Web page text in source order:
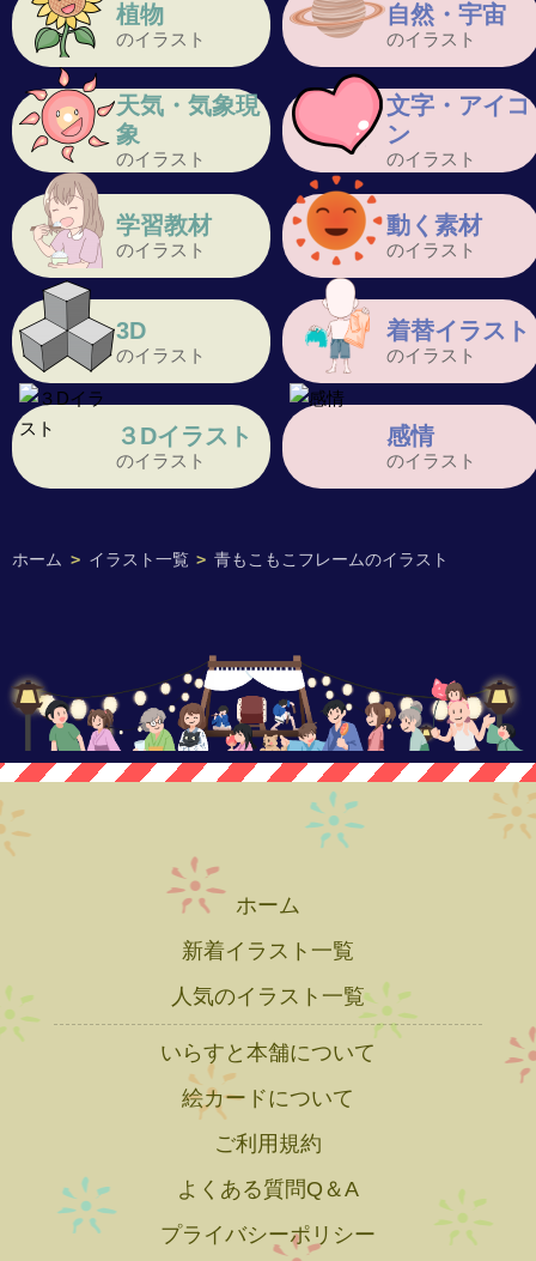
ホーム > イラスト一覧 > 青もこもこフレームのイラスト
植物
のイラスト
自然・宇宙
のイラスト
天気・気象現
象
のイラスト
文字・アイコ
ン
のイラスト
学習教材
のイラスト
動く素材
のイラスト
3D
のイラスト
着替イラスト
のイラスト
３Dイラスト
のイラスト
感情
のイラスト
ホーム
新着イラスト一覧
人気のイラスト一覧
いらすと本舗について
絵カードについて
ご利用規約
よくある質問Q＆A
プライバシーポリシー